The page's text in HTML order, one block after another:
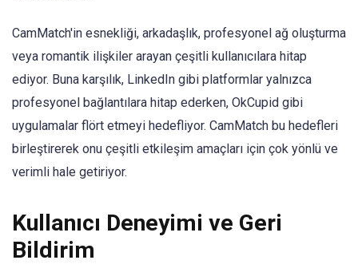
CamMatch'in esnekliği, arkadaşlık, profesyonel ağ oluşturma
veya romantik ilişkiler arayan çeşitli kullanıcılara hitap
ediyor. Buna karşılık, LinkedIn gibi platformlar yalnızca
profesyonel bağlantılara hitap ederken, OkCupid gibi
uygulamalar flört etmeyi hedefliyor. CamMatch bu hedefleri
birleştirerek onu çeşitli etkileşim amaçları için çok yönlü ve
verimli hale getiriyor.
Kullanıcı Deneyimi ve Geri
Bildirim